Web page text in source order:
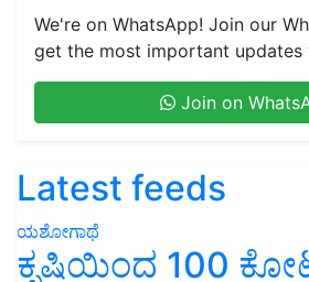
We're on WhatsApp! Join our
get the most important updates
Join on
Latest feeds
ಯಶೋಗಾಥೆ
ಕೃಷಿಯಿಂದ 100